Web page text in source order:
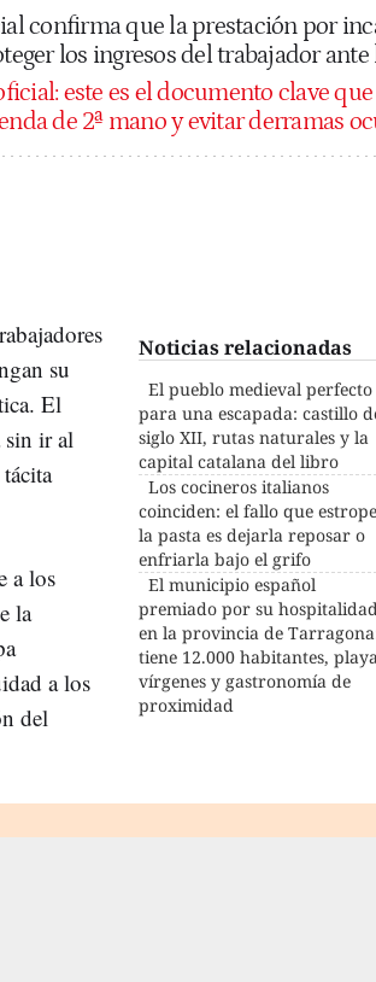
confirma que la prestación por
los ingresos del trabajador
este es el documento clave
de 2ª mano y evitar derramas
Noticias relacionadas
El pueblo medieval perfecto
para una escapada: castillo
siglo XII, rutas naturales y la
capital catalana del libro
Los cocineros italianos
coinciden: el fallo que
la pasta es dejarla reposar o
enfriarla bajo el grifo
El municipio español
premiado por su hospitalidad
en la provincia de
tiene 12.000 habitantes,
vírgenes y gastronomía de
proximidad
su
El
sin ir al
a los
la
a los
del